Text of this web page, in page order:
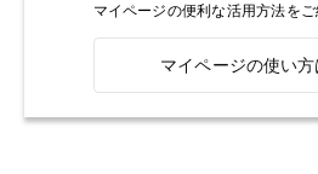
マイページの便利な活用方法をご
マイページの使い